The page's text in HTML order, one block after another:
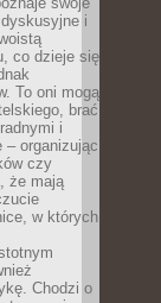
i
co dzieje się
To oni mogą
brać
i
– organizując
czy
że mają
w których
Chodzi o